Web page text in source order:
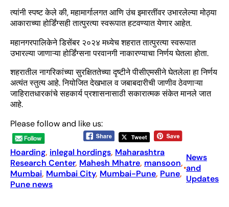
त्यांनी स्पष्ट केले की, महामार्गालगत आणि उंच इमारतींवर उभारलेल्या मोठ्या
आकाराच्या होर्डिंग्सही तात्पुरत्या स्वरूपात हटवण्यात येणार आहेत.
महानगरपालिकेने डिसेंबर २०२४ मध्येच शहरात तात्पुरत्या स्वरूपात
उभारल्या जाणाऱ्या होर्डिंग्सना परवानगी नाकारण्याचा निर्णय घेतला होता.
शहरातील नागरिकांच्या सुरक्षिततेच्या दृष्टीने पीसीएमसीने घेतलेला हा निर्णय
अत्यंत स्तुत्य आहे. नियोजित देखभाल व जबाबदारीची जाणीव ठेवणाऱ्या
जाहिरातधारकांचे सहकार्य प्रशासनासाठी सकारात्मक संकेत मानले जात
आहे.
Please follow and like us:
Hoarding, inlegal hordings, Maharashtra
Research Center, Mahesh Mhatre, mansoon
Mumbai, Mumbai City, Mumbai-Pune, Pune
Pune news
•
News
and
Updates